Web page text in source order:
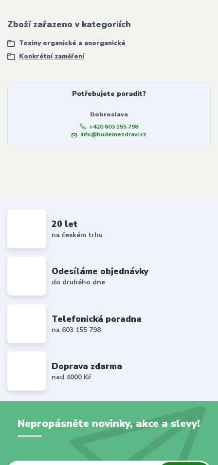
Zboží zařazeno v kategoriích
Toxiny organické a anorganické
Konkrétní zaměření
Potřebujete poradit?
Dobroslava
+420 603 155 798
info@budemezdravi.cz
20 let
na českém trhu
Odesíláme objednávky
do druhého dne
Telefonická poradna
na 603 155 798
Doprava zdarma
nad 4000 Kč
Nepropásněte novinky, akce a slevy!